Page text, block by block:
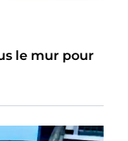
le mur pour